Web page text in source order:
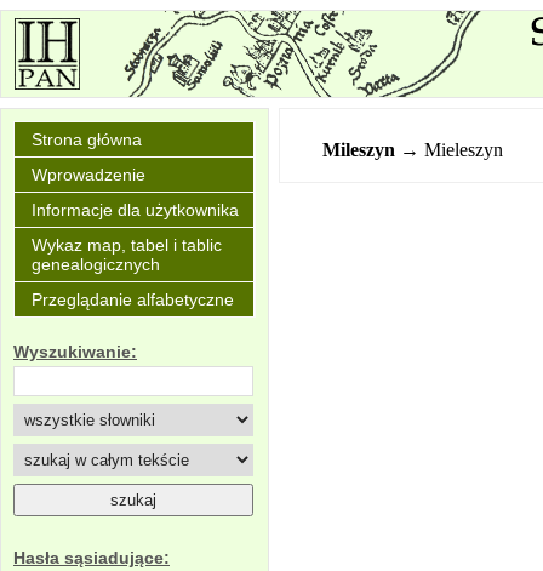
Strona główna
Wprowadzenie
Informacje dla użytkownika
Wykaz map, tabel i tablic
genealogicznych
Przeglądanie alfabetyczne
Wyszukiwanie:
Hasła sąsiadujące:
Mileszyn → Mieleszyn